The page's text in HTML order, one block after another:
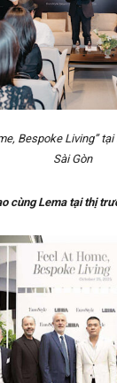
Bespoke Living”
Sài Gòn
cùng Lema tại thị